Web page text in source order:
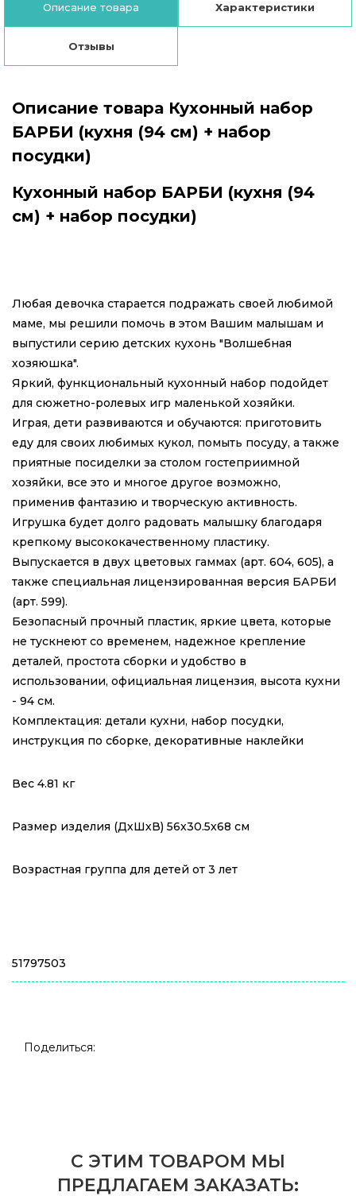
Описание товара Характеристики
Отзывы
Описание товара Кухонный набор
БАРБИ (кухня (94 см) + набор
посудки)
Кухонный набор БАРБИ (кухня (94
см) + набор посудки)
Любая девочка старается подражать своей любимой
маме, мы решили помочь в этом Вашим малышам и
выпустили серию детских кухонь "Волшебная
хозяюшка".
Яркий, функциональный кухонный набор подойдет
для сюжетно-ролевых игр маленькой хозяйки.
Играя, дети развиваются и обучаются: приготовить
еду для своих любимых кукол, помыть посуду, а также
приятные посиделки за столом гостеприимной
хозяйки, все это и многое другое возможно,
применив фантазию и творческую активность.
Игрушка будет долго радовать малышку благодаря
крепкому высококачественному пластику.
Выпускается в двух цветовых гаммах (арт. 604, 605), а
также специальная лицензированная версия БАРБИ
(арт. 599).
Безопасный прочный пластик, яркие цвета, которые
не тускнеют со временем, надежное крепление
деталей, простота сборки и удобство в
использовании, официальная лицензия, высота кухни
- 94 см.
Комплектация: детали кухни, набор посудки,
инструкция по сборке, декоративные наклейки
Вес 4.81 кг
Размер изделия (ДхШхВ) 56x30.5x68 см
Возрастная группа для детей от 3 лет
51797503
Поделиться:
С ЭТИМ ТОВАРОМ МЫ
ПРЕДЛАГАЕМ ЗАКАЗАТЬ: